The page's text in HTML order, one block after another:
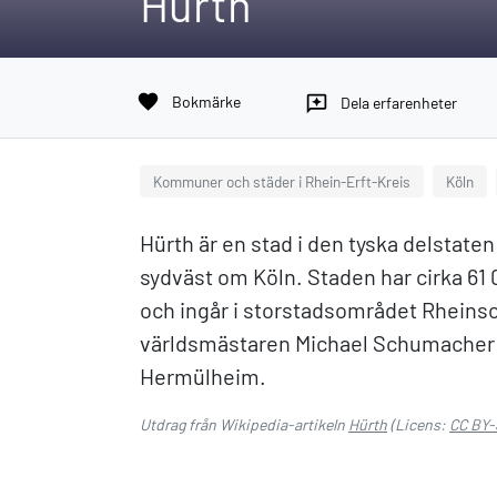
favorite Bokmärke reviews Dela erfarenheter
Kommuner och städer i Rhein-Erft-Kreis Köln
Hürth är en stad i den tyska
sydväst om Köln. Staden har cirka
och ingår i storstadsområdet
världsmästaren Michael
Hermülheim.
Utdrag från Wikipedia-artikeln Hürth(Licens: CC